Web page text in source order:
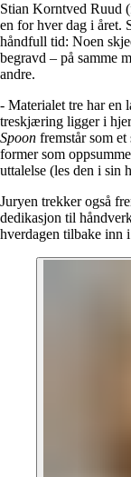
Stian Korntved Ruud
en for hver dag i året.
håndfull tid: Noen
begravd – på samme
andre.
- Materialet tre har en
treskjæring ligger i
Spoon fremstår som
former som
uttalelse (les den i sin
Juryen trekker også
dedikasjon til
hverdagen tilbake inn